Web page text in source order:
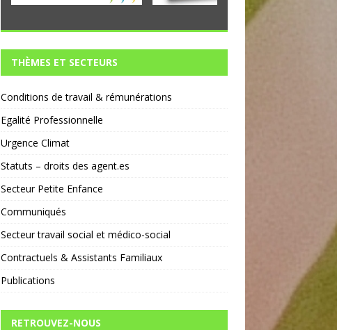
THÈMES ET SECTEURS
Conditions de travail & rémunérations
Egalité Professionnelle
Urgence Climat
Statuts – droits des agent.es
Secteur Petite Enfance
Communiqués
Secteur travail social et médico-social
Contractuels & Assistants Familiaux
Publications
RETROUVEZ-NOUS